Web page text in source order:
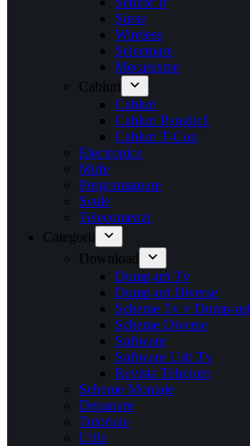
Surse
Wireless
Selectoare
Mecanisme
Cabluri
Cabluri
Cabluri Panglică
Cabluri T-Con
Electronice
Mufe
Programatoare
Scule
Telecomenzi
Categorii
Download
Dump-uri Tv
Dump-uri Diverse
Scheme Tv + Dump-uri
Scheme Diverse
Software
Software Usb Tv
Revista Tehnium
Scheme Montaje
Depanare
Tutoriale
Utile